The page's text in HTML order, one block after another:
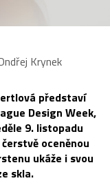
Krynek
představí
Design Week,
9. listopadu
oceněnou
ukáže i svou
skla.